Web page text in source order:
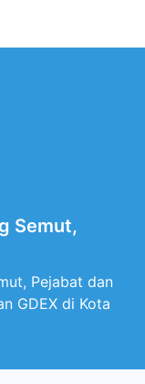
Semut,
Pejabat dan
GDEX di Kota